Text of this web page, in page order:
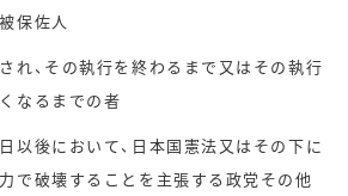
保佐人
れ、その執行を終わるまで又はその執行
なるまでの者
以後において、日本国憲法又はその下に
で破壊することを主張する政党その他